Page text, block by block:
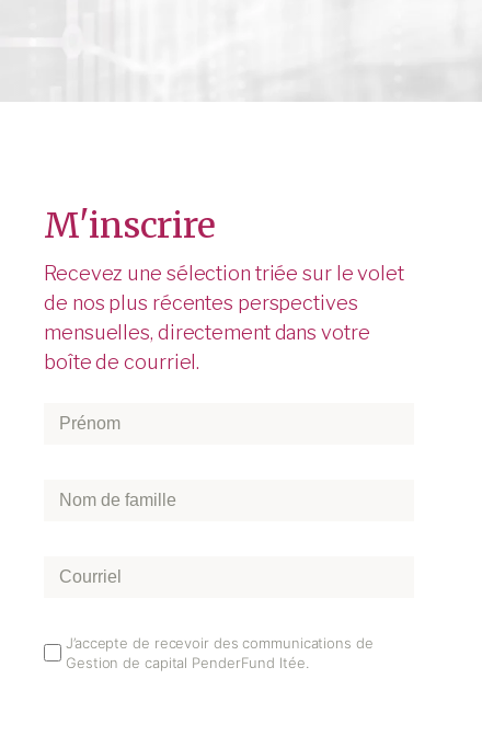
M'inscrire
Recevez une sélection triée sur le volet
de nos plus récentes perspectives
mensuelles, directement dans votre
boîte de courriel.
Prénom*
Nom
Courriel*
Email
Opt
J’accepte de recevoir des communications de
Gestion de capital PenderFund ltée.